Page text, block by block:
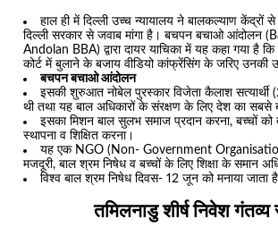
हाल ही में दिल्ली उच्च न्यायालय ने बालकल्याण केंद्रों
दिल्ली सरकार से जवाब मांगा है। बचपन बचाओ आंदोलन
Andolan BBA) द्वारा दायर याचिका में यह कहा गया है कि
कोर्ट में बुलाने के बजाय वीडियो कांफ्रेंसिंग के जरिए उनकी
बचपन बचाओ आंदोलन
इसकी शुरुआत नोबेल पुरस्कार विजेता कैलाश सत्यार्थी
थी तथा यह बाल अधिकारों के संरक्षण के लिए देश का सबसे
इसका मिशन बाल सुलभ समाज प्रदान करना, बच्चों को
स्थापना व शिक्षित करना।
यह एक NGO (Non- Government
मजदूरी, बाल श्रम निषेध व बच्चों के लिए शिक्षा के समान
विश्व बाल श्रम निषेध दिवस- 12 जून को मनाया जाता
तमिलनाडु शीर्ष निवेश गंतव्य